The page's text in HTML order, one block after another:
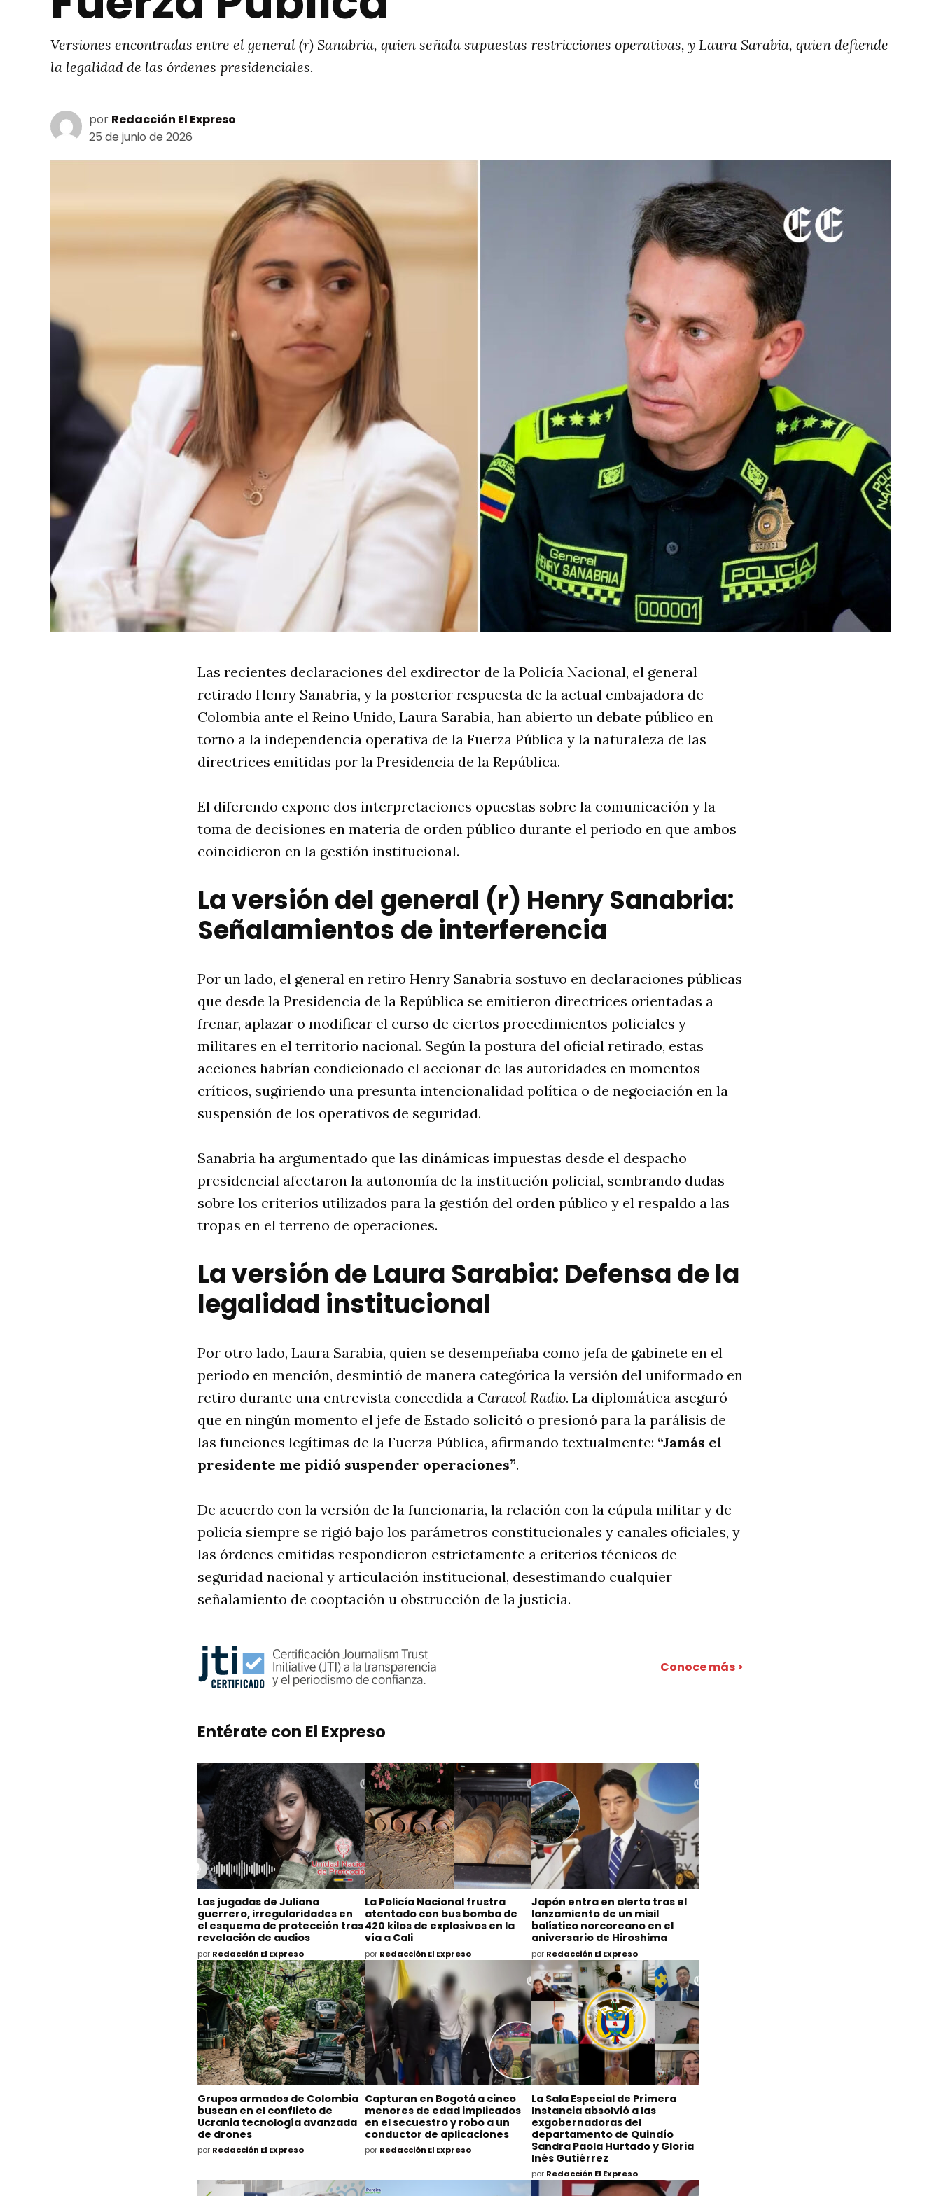
Versiones encontradas entre el general (r) Sanabria, quien señala supuestas restricciones operativas, y Laura Sarabia, quien defiende
la legalidad de las órdenes presidenciales.
por Redacción El Expreso
25 de junio de 2026
Las recientes declaraciones del exdirector de la Policía Nacional, el general
retirado Henry Sanabria, y la posterior respuesta de la actual embajadora de
Colombia ante el Reino Unido, Laura Sarabia, han abierto un debate público en
torno a la independencia operativa de la Fuerza Pública y la naturaleza de las
directrices emitidas por la Presidencia de la República.
El diferendo expone dos interpretaciones opuestas sobre la comunicación y la
toma de decisiones en materia de orden público durante el periodo en que ambos
coincidieron en la gestión institucional.
La versión del general (r) Henry Sanabria:
Señalamientos de interferencia
Por un lado, el general en retiro Henry Sanabria sostuvo en declaraciones públicas
que desde la Presidencia de la República se emitieron directrices orientadas a
frenar, aplazar o modificar el curso de ciertos procedimientos policiales y
militares en el territorio nacional. Según la postura del oficial retirado, estas
acciones habrían condicionado el accionar de las autoridades en momentos
críticos, sugiriendo una presunta intencionalidad política o de negociación en la
suspensión de los operativos de seguridad.
Sanabria ha argumentado que las dinámicas impuestas desde el despacho
presidencial afectaron la autonomía de la institución policial, sembrando dudas
sobre los criterios utilizados para la gestión del orden público y el respaldo a las
tropas en el terreno de operaciones.
La versión de Laura Sarabia: Defensa de la
legalidad institucional
Por otro lado, Laura Sarabia, quien se desempeñaba como jefa de gabinete en el
periodo en mención, desmintió de manera categórica la versión del uniformado en
retiro durante una entrevista concedida a Caracol Radio. La diplomática aseguró
que en ningún momento el jefe de Estado solicitó o presionó para la parálisis de
las funciones legítimas de la Fuerza Pública, afirmando textualmente: “Jamás el
presidente me pidió suspender operaciones”.
De acuerdo con la versión de la funcionaria, la relación con la cúpula militar y de
policía siempre se rigió bajo los parámetros constitucionales y canales oficiales, y
las órdenes emitidas respondieron estrictamente a criterios técnicos de
seguridad nacional y articulación institucional, desestimando cualquier
señalamiento de cooptación u obstrucción de la justicia.
Conoce más >
Entérate con El Expreso
Las jugadas de Juliana
guerrero, irregularidades en
el esquema de protección tras
revelación de audios
por Redacción El Expreso
La Policía Nacional frustra
atentado con bus bomba de
420 kilos de explosivos en la
vía a Cali
por Redacción El Expreso
Japón entra en alerta tras el
lanzamiento de un misil
balístico norcoreano en el
aniversario de Hiroshima
por Redacción El Expreso
Grupos armados de Colombia
buscan en el conflicto de
Ucrania tecnología avanzada
de drones
por Redacción El Expreso
Capturan en Bogotá a cinco
menores de edad implicados
en el secuestro y robo a un
conductor de aplicaciones
por Redacción El Expreso
La Sala Especial de Primera
Instancia absolvió a las
exgobernadoras del
departamento de Quindío
Sandra Paola Hurtado y Gloria
Inés Gutiérrez
por Redacción El Expreso